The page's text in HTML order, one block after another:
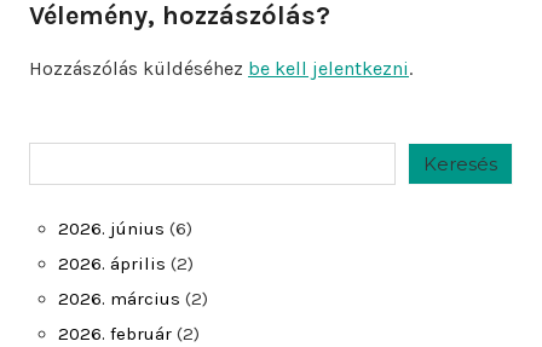
Vélemény, hozzászólás?
Hozzászólás küldéséhez be kell jelentkezni.
Keresés
2026. június (6)
2026. április (2)
2026. március (2)
2026. február (2)